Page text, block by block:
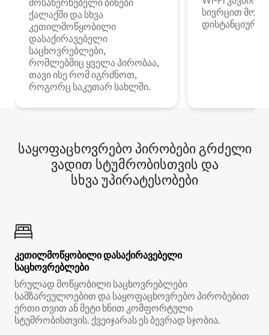
ქალაქში და სხვა
კეთილმოწყობილი
დასაქირავებელი
საცხოვრებლები,
რომლებშიც ყველა პირობაა,
თავი ისე რომ იგრძნოთ,
როგორც საკუთარ სახლში.
სივრცით
დისტანციური
საყოფაცხოვრებო პირობები გრძელი
ვადით სტუმრობისთვის და
სხვა უპირატესობები
კეთილმოწყობილი დასაქირავებელი
საცხოვრებლები
სრულად მოწყობილი საცხოვრებლები
სამზარეულოებით და საყოფაცხოვრებო პირობებით
ერთი თვით ან მეტი ხნით კომფორტული
სტუმრობისთვის. ქვეიჯარას ეს ბევრად სჯობია.